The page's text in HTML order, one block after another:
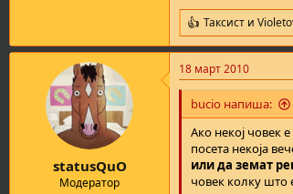
R
e
a
c
t
o
Таксист и
statusQuO
Модератор
18 март 2010
bucio напиша:
Ако некој човек
посета некоја
или да земат
човек колку што